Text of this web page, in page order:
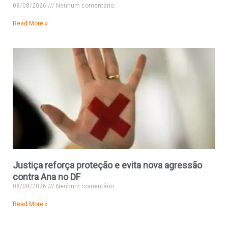
08/08/2026 Nenhum comentário
Read More »
Justiça reforça proteção e evita nova agressão
contra Ana no DF
08/08/2026 Nenhum comentário
Read More »